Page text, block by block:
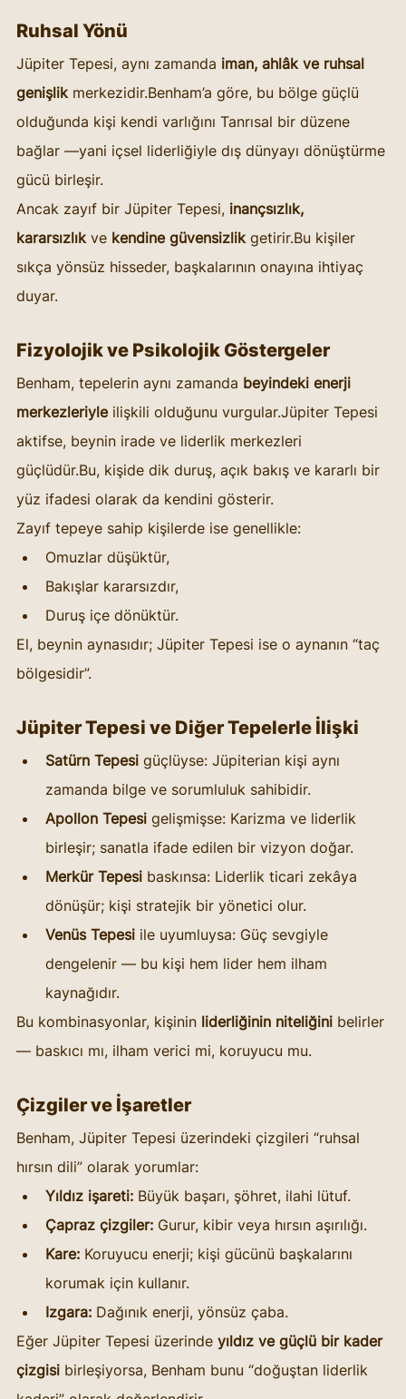
Ruhsal Yönü
Jüpiter Tepesi, aynı zamanda iman, ahlâk ve ruhsal
genişlik merkezidir.Benham’a göre, bu bölge güçlü
olduğunda kişi kendi varlığını Tanrısal bir düzene
bağlar —yani içsel liderliğiyle dış dünyayı dönüştürme
gücü birleşir.
Ancak zayıf bir Jüpiter Tepesi, inançsızlık,
kararsızlık ve kendine güvensizlik getirir.Bu kişiler
sıkça yönsüz hisseder, başkalarının onayına ihtiyaç
duyar.
Fizyolojik ve Psikolojik Göstergeler
Benham, tepelerin aynı zamanda beyindeki enerji
merkezleriyle ilişkili olduğunu vurgular.Jüpiter Tepesi
aktifse, beynin irade ve liderlik merkezleri
güçlüdür.Bu, kişide dik duruş, açık bakış ve kararlı bir
yüz ifadesi olarak da kendini gösterir.
Zayıf tepeye sahip kişilerde ise genellikle:
Omuzlar düşüktür,
Bakışlar kararsızdır,
Duruş içe dönüktür.
El, beynin aynasıdır; Jüpiter Tepesi ise o aynanın “taç
bölgesidir”.
Jüpiter Tepesi ve Diğer Tepelerle İlişki
Satürn Tepesi güçlüyse: Jüpiterian kişi aynı
zamanda bilge ve sorumluluk sahibidir.
Apollon Tepesi gelişmişse: Karizma ve liderlik
birleşir; sanatla ifade edilen bir vizyon doğar.
Merkür Tepesi baskınsa: Liderlik ticari zekâya
dönüşür; kişi stratejik bir yönetici olur.
Venüs Tepesi ile uyumluysa: Güç sevgiyle
dengelenir — bu kişi hem lider hem ilham
kaynağıdır.
Bu kombinasyonlar, kişinin liderliğinin niteliğini belirler
— baskıcı mı, ilham verici mi, koruyucu mu.
Çizgiler ve İşaretler
Benham, Jüpiter Tepesi üzerindeki çizgileri “ruhsal
hırsın dili” olarak yorumlar:
Yıldız işareti: Büyük başarı, şöhret, ilahi lütuf.
Çapraz çizgiler: Gurur, kibir veya hırsın aşırılığı.
Kare: Koruyucu enerji; kişi gücünü başkalarını
korumak için kullanır.
Izgara: Dağınık enerji, yönsüz çaba.
Eğer Jüpiter Tepesi üzerinde yıldız ve güçlü bir kader
çizgisi birleşiyorsa, Benham bunu “doğuştan liderlik